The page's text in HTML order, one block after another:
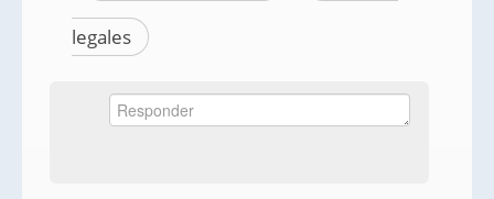
legales